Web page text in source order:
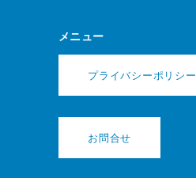
メニュー
プライバシーポリシー
お問合せ